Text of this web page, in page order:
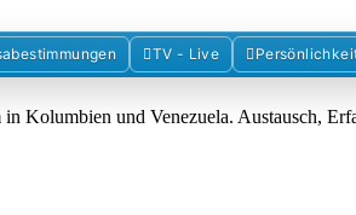
Forum der
Kolumbien und Venezuela. Austausch,
TV - Live